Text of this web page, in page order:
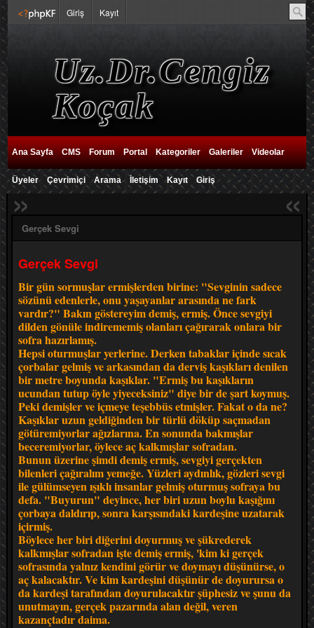
Giriş Kayıt
Uz.Dr.Cengiz
Koçak
Ana Sayfa CMS Forum Portal Kategoriler Galeriler Videolar
Üyeler Çevrimiçi Arama İletişim Kayıt Giriş
» «
Gerçek Sevgi
Gerçek Sevgi
Bir gün sormuşlar ermişlerden birine: "Sevginin sadece
sözünü edenlerle, onu yaşayanlar arasında ne fark
vardır?" Bakın göstereyim demiş, ermiş. Önce sevgiyi
dilden gönüle indirememiş olanları çağırarak onlara bir
sofra hazırlamış.
Hepsi oturmuşlar yerlerine. Derken tabaklar içinde sıcak
çorbalar gelmiş ve arkasından da derviş kaşıkları denilen
bir metre boyunda kaşıklar. "Ermiş bu kaşıkların
ucundan tutup öyle yiyeceksiniz" diye bir de şart koymuş.
Peki demişler ve içmeye teşebbüs etmişler. Fakat o da ne?
Kaşıklar uzun geldiğinden bir türlü döküp saçmadan
götüremiyorlar ağızlarına. En sonunda bakmışlar
beceremiyorlar, öylece aç kalkmışlar sofradan.
Bunun üzerine şimdi demiş ermiş, sevgiyi gerçekten
bilenleri çağıralım yemeğe. Yüzleri aydınlık, gözleri sevgi
ile gülümseyen ışıklı insanlar gelmiş oturmuş sofraya bu
defa. "Buyurun" deyince, her biri uzun boylu kaşığını
çorbaya daldırıp, sonra karşısındaki kardeşine uzatarak
içirmiş.
Böylece her biri diğerini doyurmuş ve şükrederek
kalkmışlar sofradan işte demiş ermiş, 'kim ki gerçek
sofrasında yalnız kendini görür ve doymayı düşünürse, o
aç kalacaktır. Ve kim kardeşini düşünür de doyurursa o
da kardeşi tarafından doyurulacaktır şüphesiz ve şunu da
unutmayın, gerçek pazarında alan değil, veren
kazançtadır daima.